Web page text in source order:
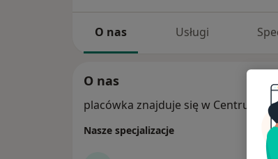
O nas Usługi
O nas
placówka znajduje się w Centrum
Nasze specjalizacje